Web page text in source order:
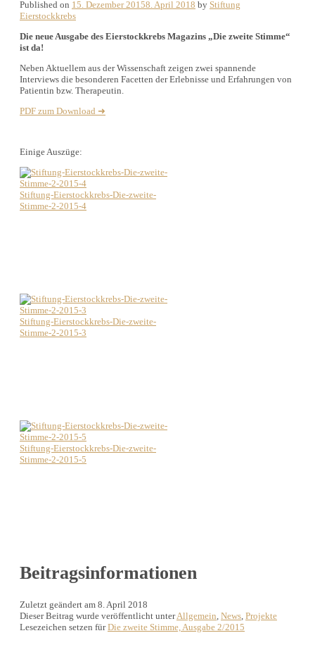
Published on 15. Dezember 20158. April 2018 by Stiftung
Eierstockkrebs
Die neue Ausgabe des Eierstockkrebs Magazins „Die zweite Stimme“
ist da!
Neben Aktuellem aus der Wissenschaft zeigen zwei spannende
Interviews die besonderen Facetten der Erlebnisse und Erfahrungen von
Patientin bzw. Therapeutin.
PDF zum Download ➜
Einige Auszüge:
Stiftung-Eierstockkrebs-Die-zweite-
Stimme-2-2015-4
Stiftung-Eierstockkrebs-Die-zweite-
Stimme-2-2015-3
Stiftung-Eierstockkrebs-Die-zweite-
Stimme-2-2015-5
Beitragsinformationen
Zuletzt geändert am 8. April 2018
Dieser Beitrag wurde veröffentlicht unterAllgemein News Projekte
Lesezeichen setzen fürDie zweite Stimme, Ausgabe 2/2015